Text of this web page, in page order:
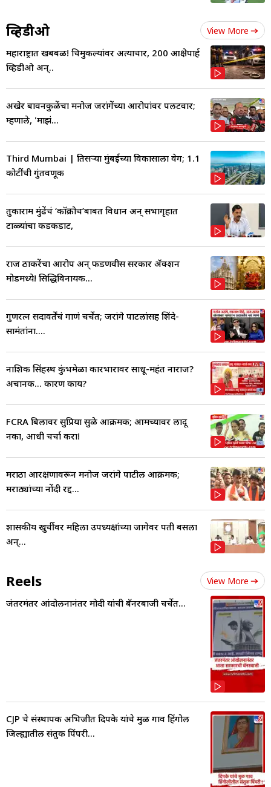
व्हिडीओ View More
महाराष्ट्रात खबबळ! चिमुकल्यांवर अत्याचार, 200 आक्षेपार्ह
व्हिडीओ अन्..
अखेर बावनकुळेंचा मनोज जरांगेंच्या आरोपांवर पलटवार;
म्हणाले, 'माझं...
Third Mumbai | तिसऱ्या मुंबईच्या विकासाला वेग; 1.1
कोटींची गुंतवणूक
तुकाराम मुंढेंचं ‘कॉक्रोच’बाबत विधान अन् सभागृहात
टाळ्यांचा कडकडाट,
राज ठाकरेंचा आरोप अन् फडणवीस सरकार ॲक्शन
मोडमध्ये! सिद्धिविनायक...
गुणरत्न सदावर्तेंचं गाणं चर्चेत; जरांगे पाटलांसह शिंदे-
सामंतांना....
नाशिक सिंहस्थ कुंभमेळा कारभारावर साधू-महंत नाराज?
अचानक... कारण काय?
FCRA बिलावर सुप्रिया सुळे आक्रमक; आमच्यावर लादू
नका, आधी चर्चा करा!
मराठा आरक्षणावरून मनोज जरांगे पाटील आक्रमक;
मराठ्यांच्या नोंदी रद्द...
शासकीय खुर्चीवर महिला उपध्यक्षांच्या जागेवर पती बसला
अन्...
Reels View More
जंतरमंतर आंदोलनानंतर मोदी यांची बॅनरबाजी चर्चेत...
CJP चे संस्थापक अभिजीत दिपके यांचे मुळ गाव हिंगोली
जिल्ह्यातील संतुक पिंपरी...